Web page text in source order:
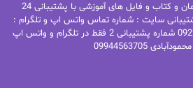
پرتو فرهمند
پرستو اسحقی
سایت اخودان مرجع کامل رمان و کتاب و فایل های آموزشی با پشتیبانی 24
سایت : شماره تماس واتس اپ و تلگرام :
عباس علی میرزائی 09221706572 شماره پشتیبانی 2 فقط در تلگرام و واتس اپ
09944563705